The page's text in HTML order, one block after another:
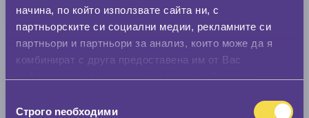
начина, по който използвате сайта ни, с
партньорските си социални медии, рекламните си
партньори и партньори за анализ, които може да я
комбинират с друга предоставена им от Вас
наСтрого nеобходими